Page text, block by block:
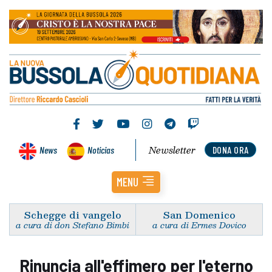
News Noticias DONA ORA
Newsletter
MENU
Schegge di vangelo
a cura di don Stefano Bimbi
San Domenico
a cura di Ermes Dovico
Rinuncia all'effimero per l'eterno